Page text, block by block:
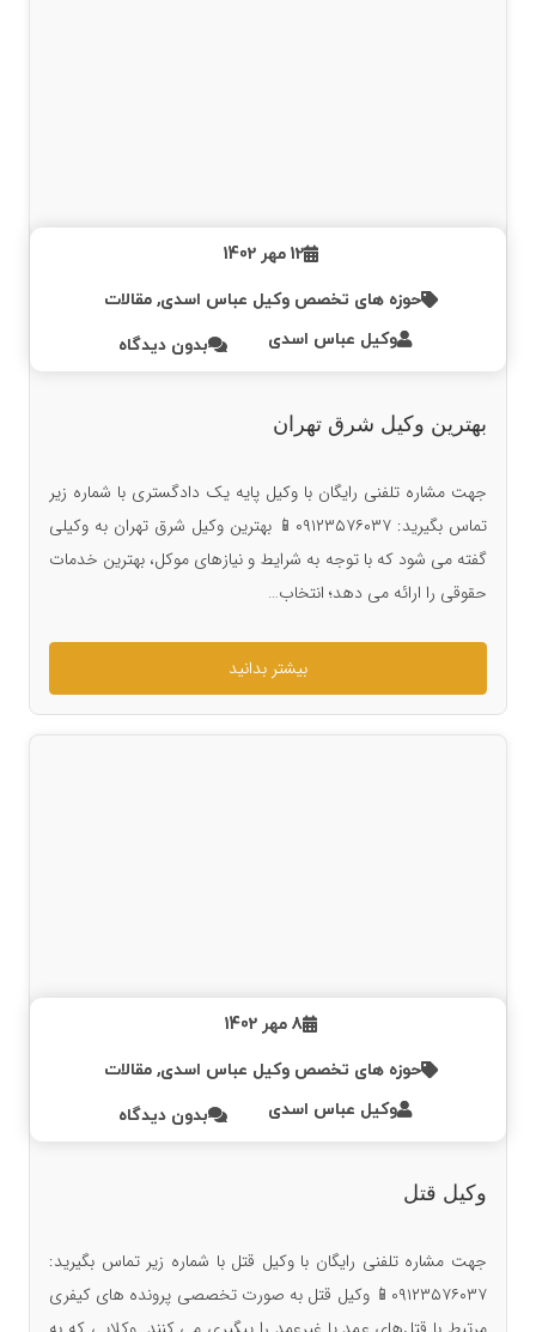
12 مهر 1402
حوزه های تخصص وکیل عباس اسدی,مقالات
وکیل عباس اسدی
بدون دیدگاه
بهترین وکیل شرق تهران
جهت مشاره تلفنی رایگان با وکیل پایه یک دادگستری با شماره زیر
تماس بگیرید: ۰۹۱۲۳۵۷۶۰۳۷📱 بهترین وکیل شرق تهران به وکیلی
گفته می شود که با توجه به شرایط و نیازهای موکل، بهترین خدمات
حقوقی را ارائه می دهد؛ انتخاب…
بیشتر بدانید
8 مهر 1402
حوزه های تخصص وکیل عباس اسدی,مقالات
وکیل عباس اسدی
بدون دیدگاه
وکیل قتل
جهت مشاره تلفنی رایگان با وکیل قتل با شماره زیر تماس بگیرید:
۰۹۱۲۳۵۷۶۰۳۷📱 وکیل قتل به صورت تخصصی پرونده های کیفری